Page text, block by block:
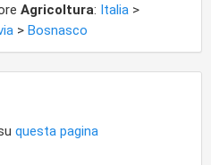
Agricoltura: Italia >
> Bosnasco
questa pagina